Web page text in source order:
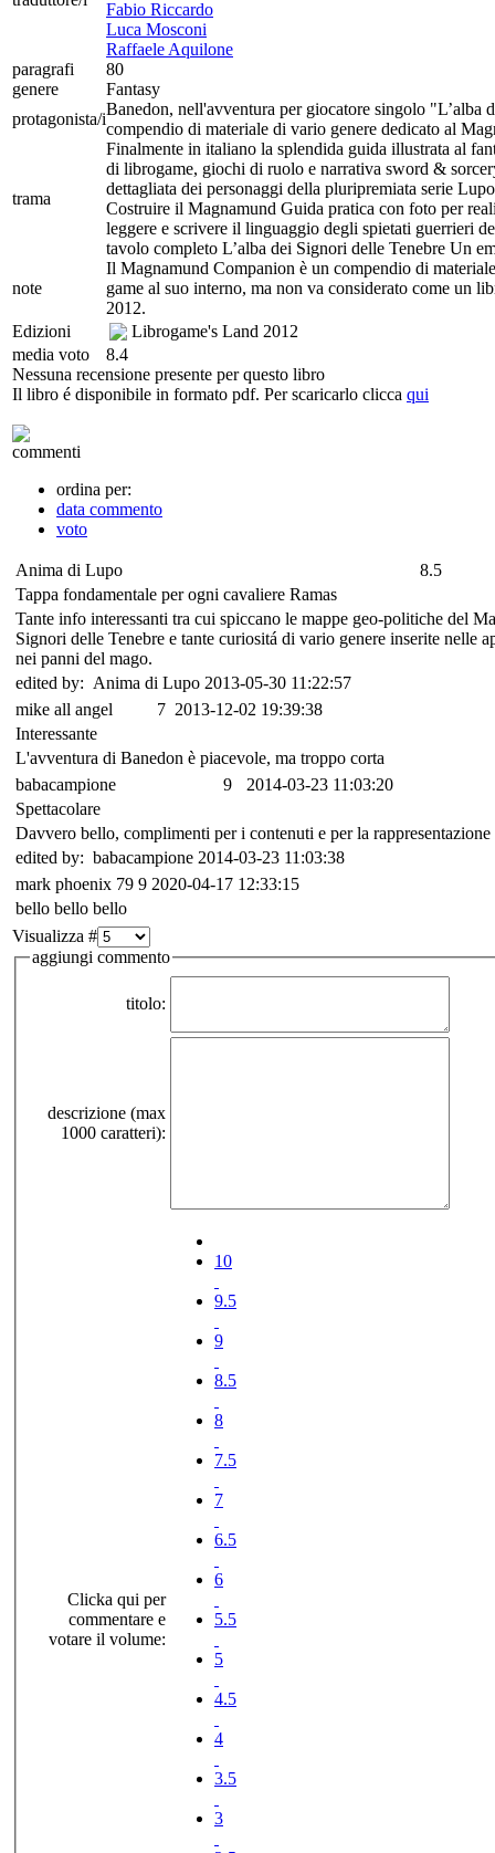
Fabio Riccardo
Luca Mosconi
Raffaele Aquilone
paragrafi
80
genere
Fantasy
protagonista/i
Banedon, nell'avventura per giocatore singolo
compendio di materiale di vario genere dedicato al
trama
Finalmente in italiano la splendida guida illustrata al
di librogame, giochi di ruolo e narrativa sword &
dettagliata dei personaggi della pluripremiata serie
Costruire il Magnamund Guida pratica con foto per
leggere e scrivere il linguaggio degli spietati guerrieri
tavolo completo L’alba dei Signori delle Tenebre Un
note
Il Magnamund Companion è un compendio di
game al suo interno, ma non va considerato come un
2012.
Edizioni
Librogame's Land 2012
media voto
8.4
Nessuna recensione presente per questo libro
Il libro é disponibile in formato pdf. Per scaricarlo clicca qui
commenti
ordina per:
data commento
voto
Anima di Lupo
8.5
Tappa fondamentale per ogni cavaliere Ramas
Tante info interessanti tra cui spiccano le mappe geo-politiche del
Signori delle Tenebre e tante curiositá di vario genere inserite
nei panni del mago.
edited by: Anima di Lupo 2013-05-30 11:22:57
mike all angel
7 2013-12-02 19:39:38
Interessante
L'avventura di Banedon è piacevole, ma troppo corta
babacampione
9
2014-03-23 11:03:20
Spettacolare
Davvero bello, complimenti per i contenuti e per la rappresentazione
edited by: babacampione 2014-03-23 11:03:38
mark phoenix 79 9 2020-04-17 12:33:15
bello bello bello
Visualizza #
aggiungi commento
titolo:
descrizione (max
1000 caratteri):
Clicka qui per
commentare e
votare il volume:
10
9.5
9
8.5
8
7.5
7
6.5
6
5.5
5
4.5
4
3.5
3